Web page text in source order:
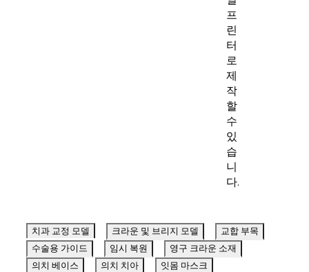
프
린
터
로
제
작
할
수
있
습
니
다.
치과 교정 모델 크라운 및 브리지 모델
교합 부목
수술용 가이드
임시 복원
영구 크라운 소재
의치 베이스
의치 치아 잇몸 마스크